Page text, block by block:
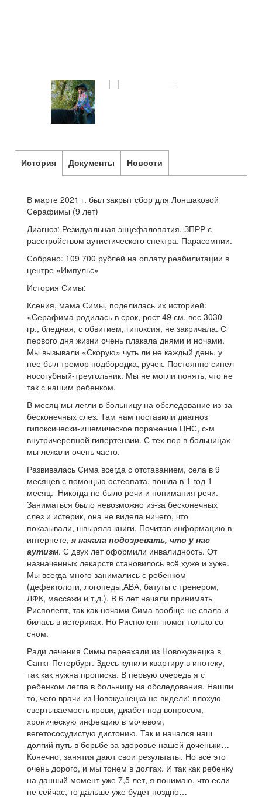
История Документы Новости
В марте 2021 г. был закрыт сбор для Лоншаковой
Серафимы (9 лет)
Диагноз: Резидуальная энцефалопатия. ЗПРР с
расстройством аутистического спектра. Парасомнии.
Собрано: 109 700 рублей на оплату реабилитации в
центре «Импульс»
История Симы:
Ксения, мама Симы, поделилась их историей:
«Серафима родилась в срок, рост 49 см, вес 3030
гр., бледная, с обвитием, гипоксия, не закричала. С
первого дня жизни очень плакала днями и ночами.
Мы вызывали «Скорую» чуть ли не каждый день, у
нее был тремор подбородка, ручек. Постоянно синел
носогубный-треугольник. Мы не могли понять, что не
так с нашим ребенком.
В месяц мы легли в больницу на обследование из-за
бесконечных слез. Там нам поставили диагноз
гипоксически-ишемическое поражение ЦНС, с-м
внутричерепной гипертензии. С тех пор в больницах
мы лежали очень часто.
Развивалась Сима всегда с отставанием, села в 9
месяцев с помощью остеопата, пошла в 1 год 1
месяц. Никогда не было речи и понимания речи.
Заниматься было невозможно из-за бесконечных
слез и истерик, она не видела ничего, что
показывали, швыряла книги. Почитав информацию в
интернете, я начала подозревать, что у нас
аутизм. С двух лет оформили инвалидность. От
назначенных лекарств становилось всё хуже и хуже.
Мы всегда много занимались с ребенком
(дефектологи, логопеды,АВА, батуты с тренером,
ЛФК, массажи и т.д.). В 6 лет начали принимать
Рисполепт, так как ночами Сима вообще не спала и
билась в истериках. Но Рисполепт помог только со
сном.
Ради лечения Симы переехали из Новокузнецка в
Санкт-Петербург. Здесь купили квартиру в ипотеку,
так как нужна прописка. В первую очередь я с
ребенком легла в больницу на обследования. Нашли
то, чего врачи из Новокузнецка не видели: плохую
свертываемость крови, диабет под вопросом,
хроническую инфекцию в мочевом,
вегетососудистую дистонию. Так и начался наш
долгий путь в борьбе за здоровье нашей доченьки…
Конечно, занятия дают свои результаты. Но всё это
очень дорого, и мы тонем в долгах. И так как ребенку
на данный момент уже 7,5 лет, я понимаю, что если
не сейчас, то дальше уже будет поздно…